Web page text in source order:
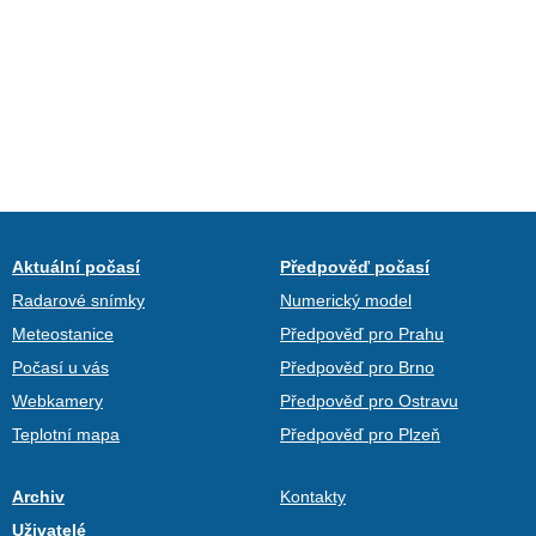
Aktuální počasí
Radarové snímky
Meteostanice
Počasí u vás
Webkamery
Teplotní mapa
Předpověď počasí
Numerický model
Předpověď pro Prahu
Předpověď pro Brno
Předpověď pro Ostravu
Předpověď pro Plzeň
Archiv
Uživatelé
Kontakty